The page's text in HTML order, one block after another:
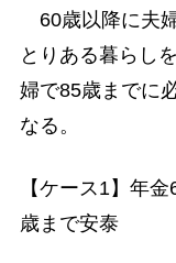
60歳以降に夫
とりある暮らし
婦で85歳までに
なる。
【ケース1】年
歳まで安泰